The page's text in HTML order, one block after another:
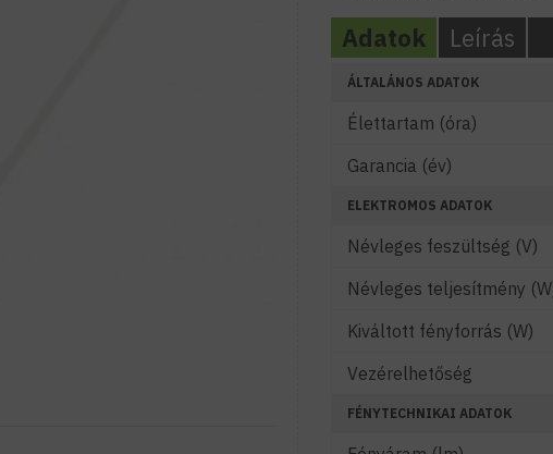
Adatok Leírás
ÁLTALÁNOS ADATOK
Élettartam (óra)
Garancia (év)
ELEKTROMOS ADATOK
Névleges feszültség (V)
Névleges teljesítmény
Kiváltott fényforrás (W)
Vezérelhetőség
FÉNYTECHNIKAI ADATOK